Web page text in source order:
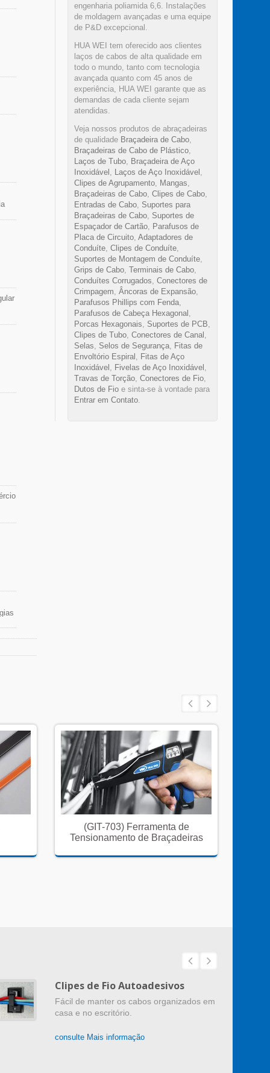
engenharia poliamida 6,6. Instalações
de moldagem avançadas e uma equipe
de P&D excepcional.
HUA WEI tem oferecido aos clientes
laços de cabos de alta qualidade em
todo o mundo, tanto com tecnologia
avançada quanto com 45 anos de
experiência, HUA WEI garante que as
demandas de cada cliente sejam
atendidas.
Veja nossos produtos de abraçadeiras
de qualidade Braçadeira de Cabo,
Braçadeiras de Cabo de Plástico,
Laços de Tubo, Braçadeira de Aço
Inoxidável , Laços de Aço Inoxidável ,
Clipes de Agrupamento, Mangas,
Braçadeiras de Cabo, Clipes de Cabo,
Entradas de Cabo, Suportes para
Braçadeiras de Cabo, Suportes de
Espaçador de Cartão, Parafusos de
Placa de Circuito, Adaptadores de
Conduíte, Clipes de Conduíte,
Suportes de Montagem de Conduíte,
Grips de Cabo, Terminais de Cabo,
Conduítes Corrugados, Conectores de
Crimpagem, Âncoras de Expansão,
Parafusos Phillips com Fenda,
Parafusos de Cabeça Hexagonal ,
Porcas Hexagonais, Suportes de PCB,
Clipes de Tubo, Conectores de Canal ,
Selas, Selos de Segurança, Fitas de
Envoltório Espiral , Fitas de Aço
Inoxidável , Fivelas de Aço Inoxidável ,
Travas de Torção, Conectores de Fio,
Dutos de Fio e sinta-se à vontade para
Entrar em Contato.
(GIT-703) Ferramenta de
Tensionamento de Braçadeiras
Clipes de Fio Autoadesivos
Fácil de manter os cabos organizados em
casa e no escritório.
consulte Mais informação